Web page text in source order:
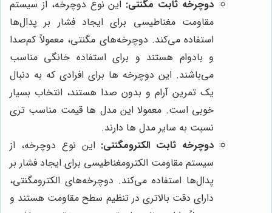
دوچرخه ثابت مگنتی: این نوع دوچرخه، از سیستم
مقاومت مغناطیسی برای ایجاد فشار بر پدال‌ها
استفاده می‌کند. دوچرخه‌های مگنتی، معمولاً کم‌صدا
و بادوام هستند و برای استفاده خانگی مناسب
می‌باشند. این دوچرخه ها برای افرادی که به دنبال
یک تمرین آرام و بدون صدا هستند، انتخاب بسیار
خوبی است. معمولا این مدل ها قیمت مناسب تری
نسبت به سایر مدل ها دارند.
دوچرخه ثابت الکترومگنتی: این نوع دوچرخه، از
سیستم مقاومت الکترومغناطیسی برای ایجاد فشار بر
پدال‌ها استفاده می‌کند. دوچرخه‌های الکترومگنتی،
دارای دقت بالاتری در تنظیم سطح مقاومت هستند و